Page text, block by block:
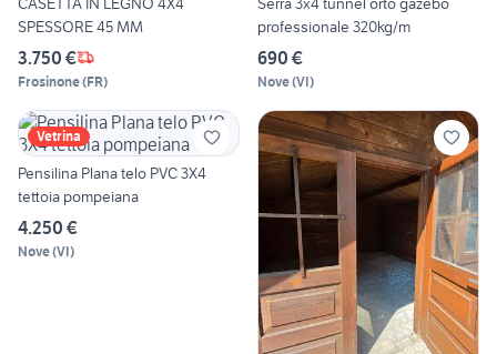
SPESSORE 45 MM
3.750 €
Frosinone(FR)
professionale 320kg/m
690 €
Nove(VI)
Vetrina
Pensilina Plana telo PVC 3X4
tettoia pompeiana
4.250 €
Nove(VI)